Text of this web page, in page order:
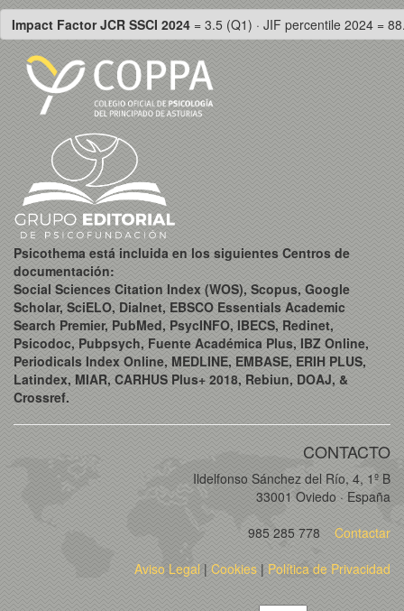
Impact Factor JCR SSCI 2024 = 3.5 (Q1) · JIF percentile 2024 =
Psicothema está incluida en los siguientes Centros de
documentación:
Social Sciences Citation Index (WOS), Scopus, Google
Scholar, SciELO, Dialnet, EBSCO Essentials Academic
Search Premier, PubMed, PsycINFO, IBECS, Redinet,
Psicodoc, Pubpsych, Fuente Académica Plus, IBZ Online,
Periodicals Index Online, MEDLINE, EMBASE, ERIH PLUS,
Latindex, MIAR, CARHUS Plus+ 2018, Rebiun, DOAJ, &
Crossref.
CONTACTO
Ildelfonso Sánchez del Río, 4, 1º B
33001 Oviedo · España
985 285 778
Contactar
Aviso Legal| Cookies | Política de Privacidad